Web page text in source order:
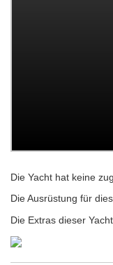
Die Yacht hat keine
Die Ausrüstung für
Die Extras dieser